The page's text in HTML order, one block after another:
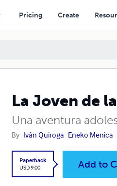
Pricing Create
La Joven de
Una aventura
By Iván Quiroga Eneko Menica
Paperback
USD 9.00
Add to